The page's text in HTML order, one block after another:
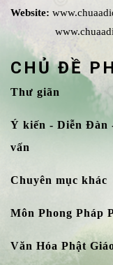
Website:
CHỦ ĐỀ
Thư giãn
Ý kiến - Diễn Đàn
vấn
Chuyên mục khác
Môn Phong Pháp
Văn Hóa Phật